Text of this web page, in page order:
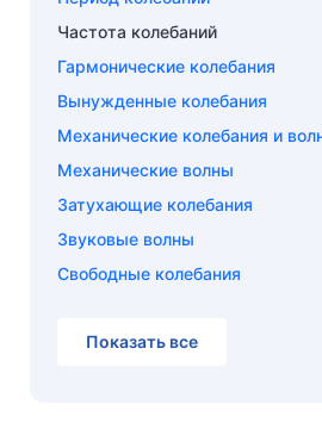
Частота колебаний
Гармонические колебания
Вынужденные колебания
Механические колебания и
Механические волны
Затухающие колебания
Звуковые волны
Свободные колебания
Показать все